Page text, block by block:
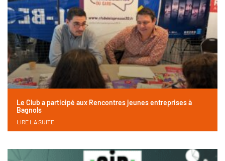
Le Club a participé aux Rencontres jeunes entreprises à
Bagnols
LIRE LA SUITE